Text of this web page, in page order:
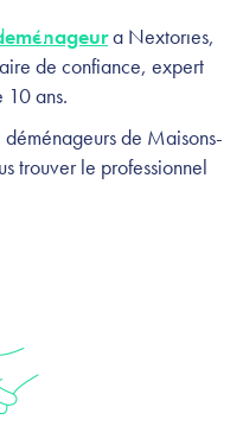
de tout
à Nextories,
de confiance, expert
10 ans.
de Maisons-
trouver le professionnel